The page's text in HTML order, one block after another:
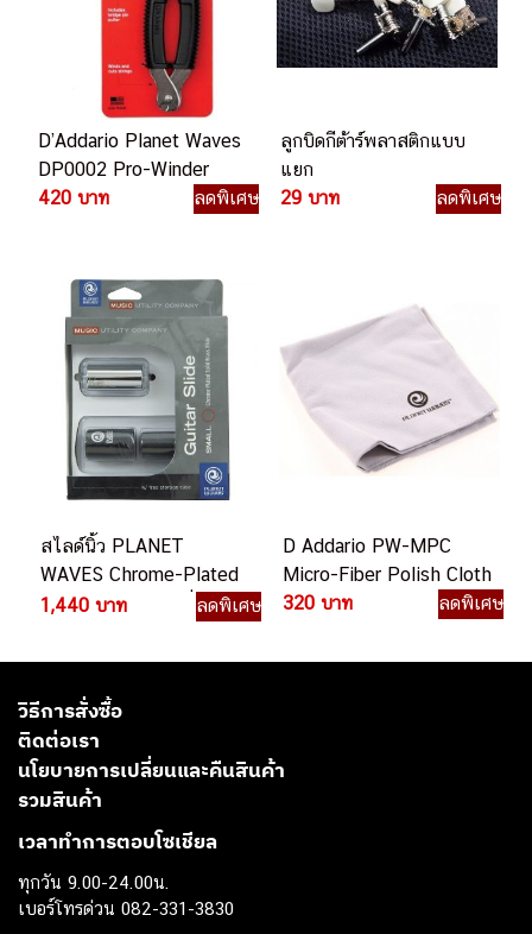
D’Addario Planet Waves
DP0002 Pro-Winder
420 บาท
ลดพิเศษ
ลูกบิดกีต้าร์พลาสติกแบบ
แยก
29 บาท
ลดพิเศษ
สไลด์นิ้ว PLANET
WAVES Chrome-Plated
solid brass พร้อมที่เก็บ
1,440 บาท ลดพิเศษ
D Addario PW-MPC
Micro-Fiber Polish Cloth
320 บาท
ลดพิเศษ
วิธีการสั่งซื้อ
ติดต่อเรา
นโยบายการเปลี่ยนและคืนสินค้า
รวมสินค้า
เวลาทำการตอบโซเชียล
ทุกวัน 9.00-24.00น.
เบอร์โทรด่วน 082-331-3830